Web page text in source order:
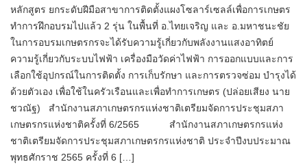
หลักสูตร ยกระดับฝีมือสาขาการติดตั้งแผงโซลาร์เซลล์เพื่อการเกษตร
ทำการฝึกอบรมไปแล้ว 2 รุ่น ในพื้นที่ อ.ไทยเจริญ และ อ.มหาชนะชัย
ในการอบรมเกษตรกรจะได้รับความรู้เกี่ยวกับพลังงานแสงอาทิตย์
ความรู้เกี่ยวกับระบบไฟฟ้า เครื่องมือวัดค่าไฟฟ้า การออกแบบและการ
เลือกใช้อุปกรณ์ในการติดตั้ง การเก็บรักษา และการตรวจซ่อม บำรุงได้
ด้วยตัวเอง เพื่อใช้ในครัวเรือนและเพื่อทำการเกษตร (ปล่อยเสียง นาย
ชวณัฐ) สำนักงานสภาเกษตรกรแห่งชาติเตรียมจัดการประชุมสภา
เกษตรกรแห่งชาติครั้งที่ 6/2565 สำนักงานสภาเกษตรกรแห่ง
ชาติเตรียมจัดการประชุมสภาเกษตรกรแห่งชาติ ประจำปีงบประมาณ
พุทธศักราช 2565 ครั้งที่ 6 […]